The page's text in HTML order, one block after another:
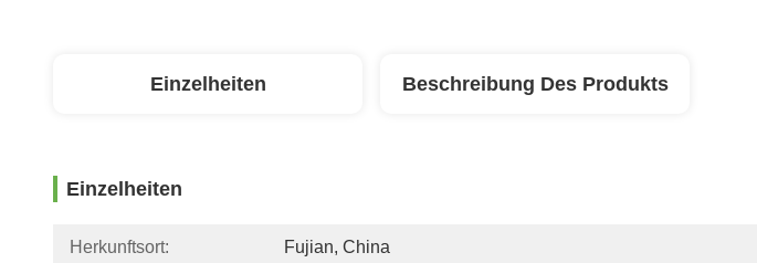
Einzelheiten Beschreibung Des Produkts
Einzelheiten
Herkunftsort: Fujian, China